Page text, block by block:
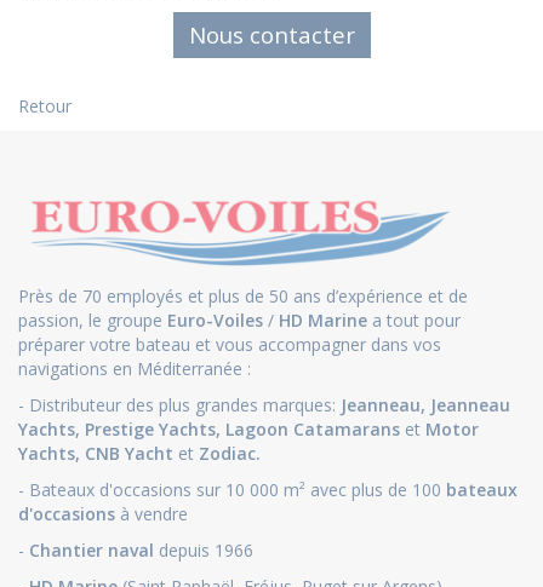
Nous contacter
Retour
Près de 70 employés et plus de 50 ans d’expérience et de
passion, le groupe Euro-Voiles / HD Marine a tout pour
préparer votre bateau et vous accompagner dans vos
navigations en Méditerranée :
- Distributeur des plus grandes marques: Jeanneau, Jeanneau
Yachts, Prestige Yachts, Lagoon Catamarans et Motor
Yachts, CNB Yacht et Zodiac.
- Bateaux d'occasions sur 10 000 m² avec plus de 100 bateaux
d'occasions à vendre
- Chantier naval depuis 1966